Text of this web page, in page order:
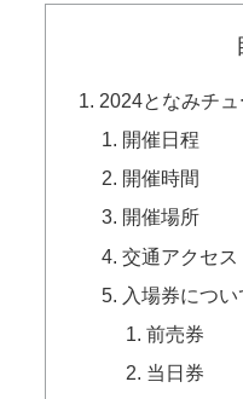
2024となみチ
開催日程
開催時間
開催場所
交通アクセス
入場券につい
前売券
当日券